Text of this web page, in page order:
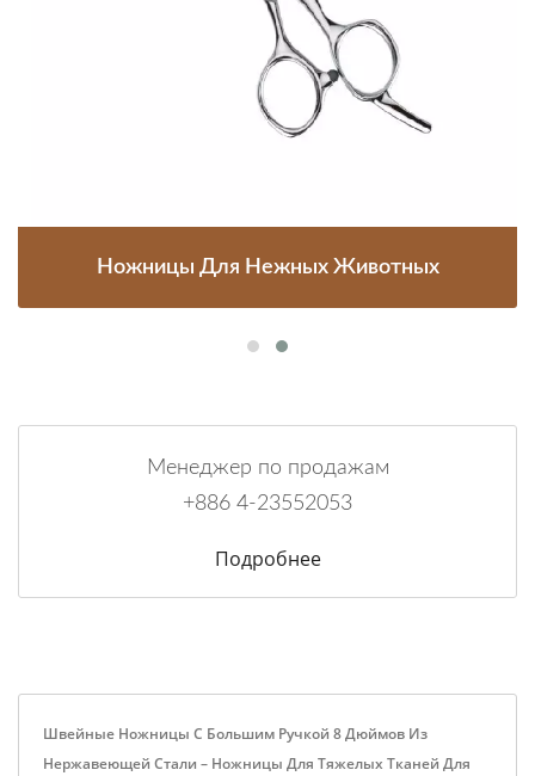
Ножницы Для Нежных Животных
Менеджер по продажам
+886 4-23552053
Подробнее
Швейные Ножницы С Большим Ручкой 8 Дюймов Из
Нержавеющей Стали – Ножницы Для Тяжелых Тканей Для